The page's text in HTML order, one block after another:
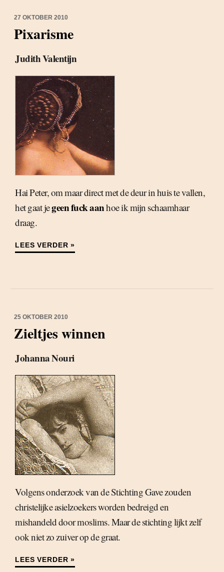
27 OKTOBER 2010
Pixarisme
Judith Valentijn
Hai Peter, om maar direct met de deur in huis te vallen,
het gaat jegeen fuck aanhoe ik mijn schaamhaar
draag.
LEES VERDER »
25 OKTOBER 2010
Zieltjes winnen
Johanna Nouri
Volgens onderzoek van de Stichting Gave zouden
christelijke asielzoekers worden bedreigd en
mishandeld door moslims. Maar de stichting lijkt zelf
ook niet zo zuiver op de graat.
LEES VERDER »